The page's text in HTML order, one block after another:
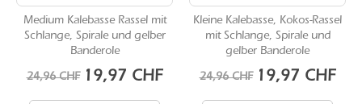
Medium Kalebasse Rassel mit
Schlange, Spirale und gelber
Banderole
24,96 CHF Sonderangebot
19,97 CHF
Kleine Kalebasse, Kokos-Rassel
mit Schlange, Spirale und
gelber Banderole
24,96 CHF Sonderangebot
19,97 CHF